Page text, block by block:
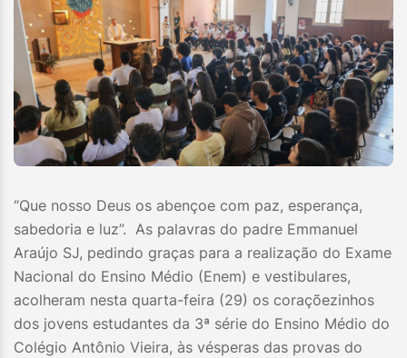
“Que nosso Deus os abençoe com paz, esperança,
sabedoria e luz”. As palavras do padre Emmanuel
Araújo SJ, pedindo graças para a realização do Exame
Nacional do Ensino Médio (Enem) e vestibulares,
acolheram nesta quarta-feira (29) os coraçõezinhos
dos jovens estudantes da 3ª série do Ensino Médio do
Colégio Antônio Vieira, às vésperas das provas do